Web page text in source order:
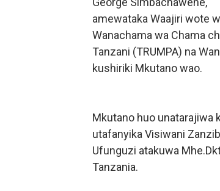
DARAJA LA
WAZIRI
FURSA ZA
EWURA
PROF. NAGU:
amewataka Waajiri wote
Wanachama wa Chama
Tanzani (TRUMPA) na
kushiriki Mkutano wao.
Mkutano huo unatarajiwa
utafanyika Visiwani
Ufunguzi atakuwa
Tanzania.